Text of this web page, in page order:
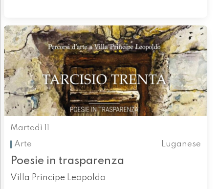
Martedì 11
Arte
Luganese
Poesie in trasparenza
Villa Principe Leopoldo